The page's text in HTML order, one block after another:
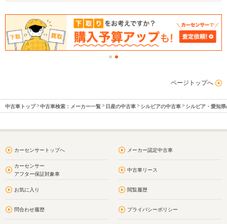
ページトップへ
中古車トップ 中古車検索：メーカー一覧 日産の中古車 シルビアの中古車 シルビア・愛知
カーセンサートップへ メーカー認定中古車
カーセンサー
アフター保証対象車
中古車リース
お気に入り 閲覧履歴
問合わせ履歴 プライバシーポリシー